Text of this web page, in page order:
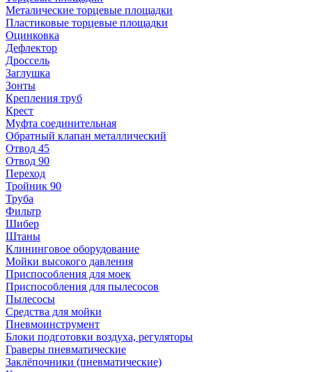
Металические торцевые площадки
Пластиковые торцевые площадки
Оцинковка
Дефлектор
Дроссель
Заглушка
Зонты
Крепления труб
Крест
Муфта соединительная
Обратный клапан металлический
Отвод 45
Отвод 90
Переход
Тройник 90
Труба
Фильтр
Шибер
Штаны
Клининговое оборудование
Мойки высокого давления
Приспособления для моек
Приспособления для пылесосов
Пылесосы
Средства для мойки
Пневмоинструмент
Блоки подготовки воздуха, регуляторы
Граверы пневматические
Заклёпочники (пневматические)